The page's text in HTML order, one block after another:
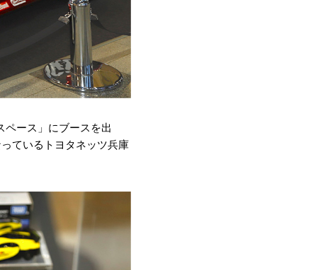
ペース」にブースを出
ているトヨタネッツ兵庫